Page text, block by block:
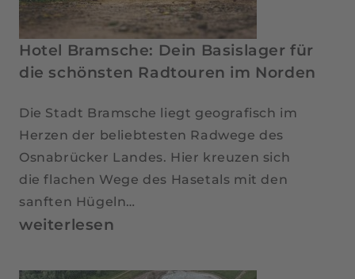
Land
Hotel Bramsche: Dein Basislager für
die schönsten Radtouren im Norden
Die Stadt Bramsche liegt geografisch im
Herzen der beliebtesten Radwege des
Osnabrücker Landes. Hier kreuzen sich
die flachen Wege des Hasetals mit den
sanften Hügeln…
Hotel
Dein
weiterlesen